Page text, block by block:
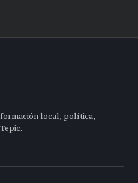
local, política,